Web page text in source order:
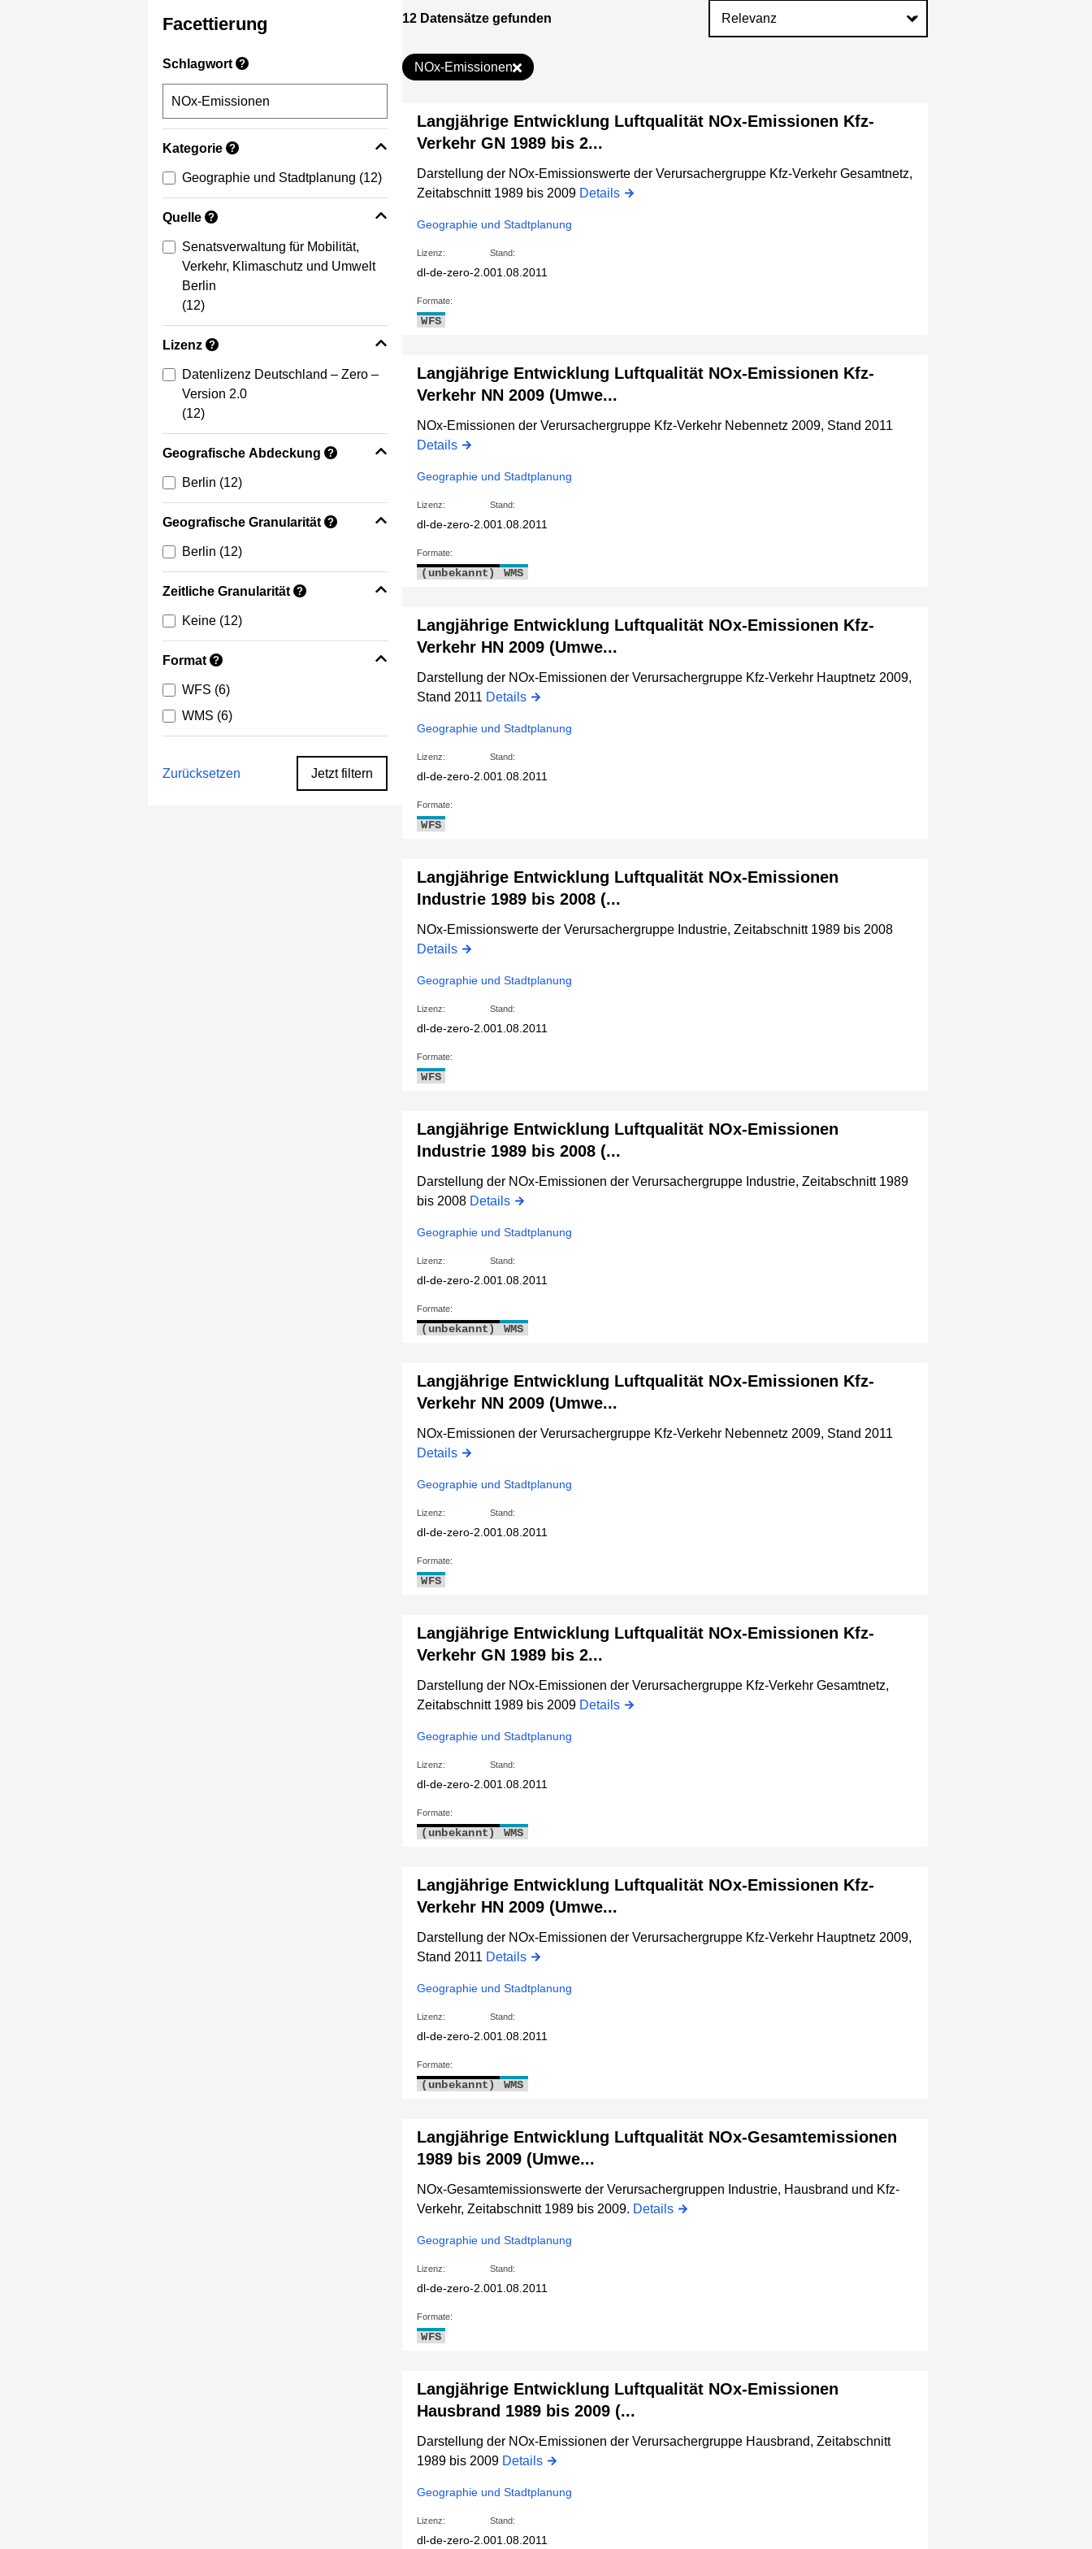
Facettierung
Schlagwort ?
Kategorie ?
Geographie und Stadtplanung (12)
Quelle ?
Senatsverwaltung für Mobilität,
Verkehr, Klimaschutz und Umwelt
Berlin
(12)
Lizenz ?
Datenlizenz Deutschland – Zero –
Version 2.0
(12)
Geografische Abdeckung ?
Berlin (12)
Geografische Granularität ?
Berlin (12)
Zeitliche Granularität ?
Keine (12)
Format ?
WFS (6)
WMS (6)
Zurücksetzen Jetzt filtern
12 Datensätze gefunden
NOx-Emissionen
Langjährige Entwicklung Luftqualität NOx-Emissionen Kfz-
Verkehr GN 1989 bis 2...
Darstellung der NOx-Emissionswerte der Verursachergruppe Kfz-Verkehr Gesamtnetz,
Zeitabschnitt 1989 bis 2009 Details
Geographie und Stadtplanung
Lizenz:
dl-de-zero-2.0
Stand:
01.08.2011
Formate:
WFS
Langjährige Entwicklung Luftqualität NOx-Emissionen Kfz-
Verkehr NN 2009 (Umwe...
NOx-Emissionen der Verursachergruppe Kfz-Verkehr Nebennetz 2009, Stand 2011
Details
Geographie und Stadtplanung
Lizenz:
dl-de-zero-2.0
Stand:
01.08.2011
Formate:
(unbekannt) WMS
Langjährige Entwicklung Luftqualität NOx-Emissionen Kfz-
Verkehr HN 2009 (Umwe...
Darstellung der NOx-Emissionen der Verursachergruppe Kfz-Verkehr Hauptnetz 2009,
Stand 2011 Details
Geographie und Stadtplanung
Lizenz:
dl-de-zero-2.0
Stand:
01.08.2011
Formate:
WFS
Langjährige Entwicklung Luftqualität NOx-Emissionen
Industrie 1989 bis 2008 (...
NOx-Emissionswerte der Verursachergruppe Industrie, Zeitabschnitt 1989 bis 2008
Details
Geographie und Stadtplanung
Lizenz:
dl-de-zero-2.0
Stand:
01.08.2011
Formate:
WFS
Langjährige Entwicklung Luftqualität NOx-Emissionen
Industrie 1989 bis 2008 (...
Darstellung der NOx-Emissionen der Verursachergruppe Industrie, Zeitabschnitt 1989
bis 2008 Details
Geographie und Stadtplanung
Lizenz:
dl-de-zero-2.0
Stand:
01.08.2011
Formate:
(unbekannt) WMS
Langjährige Entwicklung Luftqualität NOx-Emissionen Kfz-
Verkehr NN 2009 (Umwe...
NOx-Emissionen der Verursachergruppe Kfz-Verkehr Nebennetz 2009, Stand 2011
Details
Geographie und Stadtplanung
Lizenz:
dl-de-zero-2.0
Stand:
01.08.2011
Formate:
WFS
Langjährige Entwicklung Luftqualität NOx-Emissionen Kfz-
Verkehr GN 1989 bis 2...
Darstellung der NOx-Emissionen der Verursachergruppe Kfz-Verkehr Gesamtnetz,
Zeitabschnitt 1989 bis 2009 Details
Geographie und Stadtplanung
Lizenz:
dl-de-zero-2.0
Stand:
01.08.2011
Formate:
(unbekannt) WMS
Langjährige Entwicklung Luftqualität NOx-Emissionen Kfz-
Verkehr HN 2009 (Umwe...
Darstellung der NOx-Emissionen der Verursachergruppe Kfz-Verkehr Hauptnetz 2009,
Stand 2011 Details
Geographie und Stadtplanung
Lizenz:
dl-de-zero-2.0
Stand:
01.08.2011
Formate:
(unbekannt) WMS
Langjährige Entwicklung Luftqualität NOx-Gesamtemissionen
1989 bis 2009 (Umwe...
NOx-Gesamtemissionswerte der Verursachergruppen Industrie, Hausbrand und Kfz-
Verkehr, Zeitabschnitt 1989 bis 2009. Details
Geographie und Stadtplanung
Lizenz:
dl-de-zero-2.0
Stand:
01.08.2011
Formate:
WFS
Langjährige Entwicklung Luftqualität NOx-Emissionen
Hausbrand 1989 bis 2009 (...
Darstellung der NOx-Emissionen der Verursachergruppe Hausbrand, Zeitabschnitt
1989 bis 2009 Details
Geographie und Stadtplanung
Lizenz:
dl-de-zero-2.0
Stand:
01.08.2011